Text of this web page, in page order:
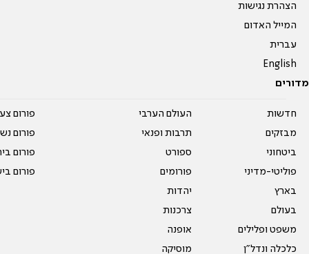
הצהרת נגישות
המייל האדום
עברית
English
מדורים
חדשות
מבזקים
ביטחוני
פוליטי-מדיני
בארץ
בעולם
משפט ופלילים
כלכלה ונדל"ן
העולם הערבי
תרבות ופנאי
ספורט
פורומים
יהדות
צרכנות
אופנה
מוסיקה
פורום
פורום
פורום
פורום